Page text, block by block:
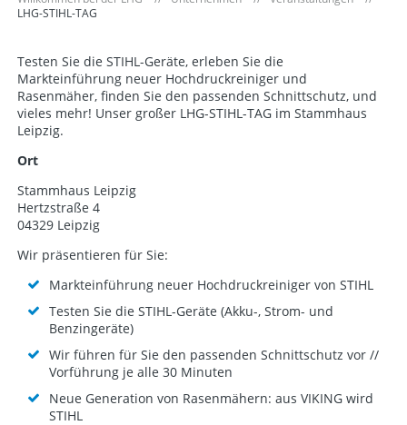
LHG-STIHL-TAG
Testen Sie die STIHL-Geräte, erleben Sie die
Markteinführung neuer Hochdruckreiniger und
Rasenmäher, finden Sie den passenden Schnittschutz, und
vieles mehr! Unser großer LHG-STIHL-TAG im Stammhaus
Leipzig.
Ort
Stammhaus Leipzig
Hertzstraße 4
04329 Leipzig
Wir präsentieren für Sie:
Markteinführung neuer Hochdruckreiniger von STIHL
Testen Sie die STIHL-Geräte (Akku-, Strom- und
Benzingeräte)
Wir führen für Sie den passenden Schnittschutz vor //
Vorführung je alle 30 Minuten
Neue Generation von Rasenmähern: aus VIKING wird
STIHL